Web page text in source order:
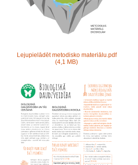
Lejupielādēt metodisko materiālu.pdf
(4,1 MB)